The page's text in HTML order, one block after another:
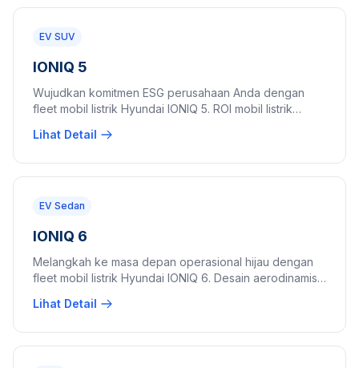
EV SUV
IONIQ 5
Wujudkan komitmen ESG perusahaan Anda dengan
fleet mobil listrik Hyundai IONIQ 5. ROI mobil listrik
lebih hemat.
Lihat Detail
EV Sedan
IONIQ 6
Melangkah ke masa depan operasional hijau dengan
fleet mobil listrik Hyundai IONIQ 6. Desain aerodinamis
Lihat Detail